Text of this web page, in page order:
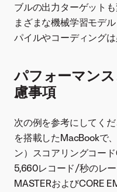
ブルの出力ターゲット
まざまな機械学習モデ
パイルやコーディングは
パフォーマン
慮事項
次の例を参考にしてく
を搭載したMacBookで
ン）スコアリングコー
5,660レコード/秒のレー
MASTERおよびCORE